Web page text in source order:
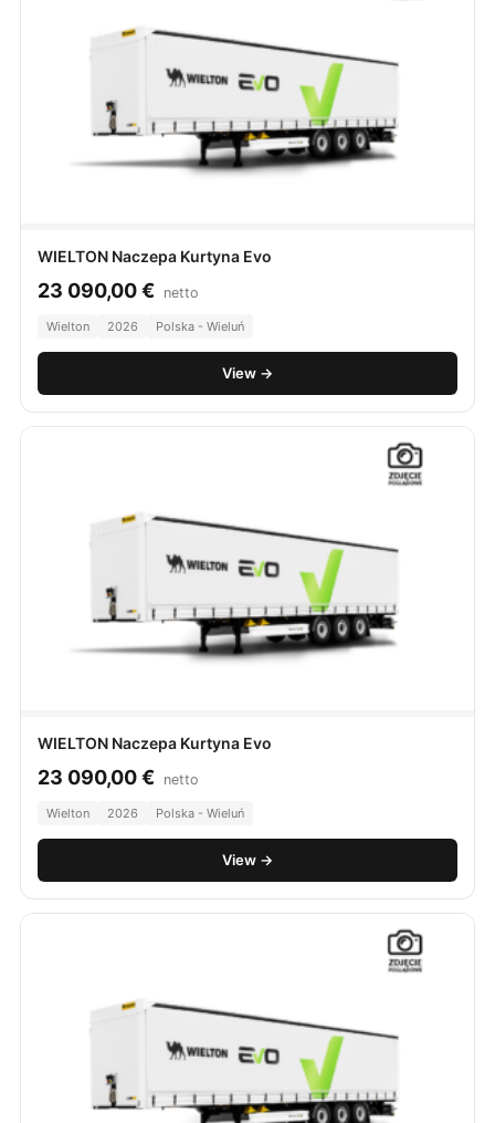
WIELTON Naczepa Kurtyna Evo
23 090,00€ netto
Wielton 2026 Polska - Wieluń
View →
WIELTON Naczepa Kurtyna Evo
23 090,00€ netto
Wielton 2026 Polska - Wieluń
View →